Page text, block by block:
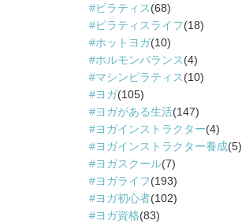
ピラティス(68)
ピラティスライフ(18)
ホットヨガ(10)
ホルモンバランス(4)
マシンピラティス(10)
ヨガ(105)
ヨガがある生活(147)
ヨガインストラクター(4)
ヨガインストラクター養成(5)
ヨガスクール(7)
ヨガライフ(193)
ヨガ初心者(102)
ヨガ資格(83)